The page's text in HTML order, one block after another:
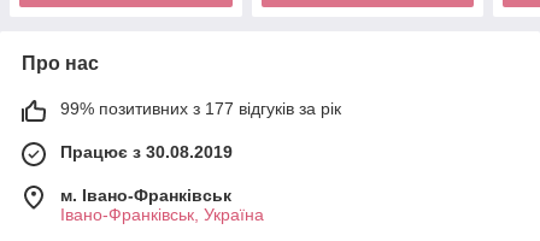
Про нас
99% позитивних з 177 відгуків за рік
Працює з 30.08.2019
м. Івано-Франківськ
Івано-Франківськ, Україна